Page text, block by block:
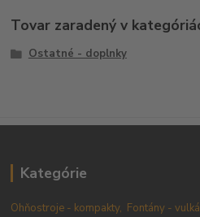
Tovar zaradený v
Ostatné - doplnky
Kategórie
Ohňostroje - kompakty, Fontány -